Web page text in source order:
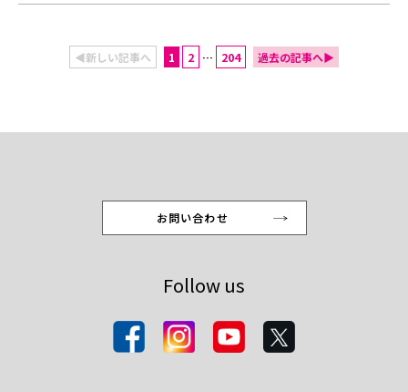
◀新しい記事へ 1 2 … 204 過去の記事へ▶
お問い合わせ
Follow us